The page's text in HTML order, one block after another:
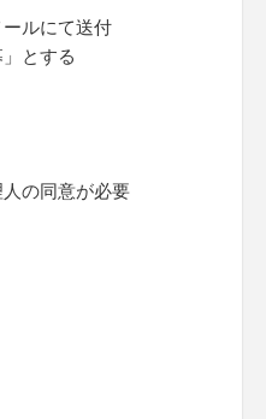
ルにて送付
とする
の同意が必要